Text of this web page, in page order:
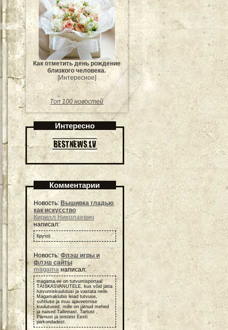
Как отметить день рождение
близкого человека.
[Интересное]
Топ 100 новостей
Интересно
Комментарии
Новость: Вышивка гладью
как искусство
Кирилл Николаевич
написал:
Круто)
Новость: Флэш игры и
флэш сайты
magamaнаписал:
magama.ee on tutvumisportaal
TÄISKASVANUTELE, kus võid jätta
tutvumiskuulutusi ja vastata neile.
Magamaklubis leiad tutvuse,
suhtluse ja muu ajaveetmise
kuulutused, mille on jätnud mehed
ja naised Tallinnast, Tartust ,
Pärnust ja teistest Eesti
piirkondadest.